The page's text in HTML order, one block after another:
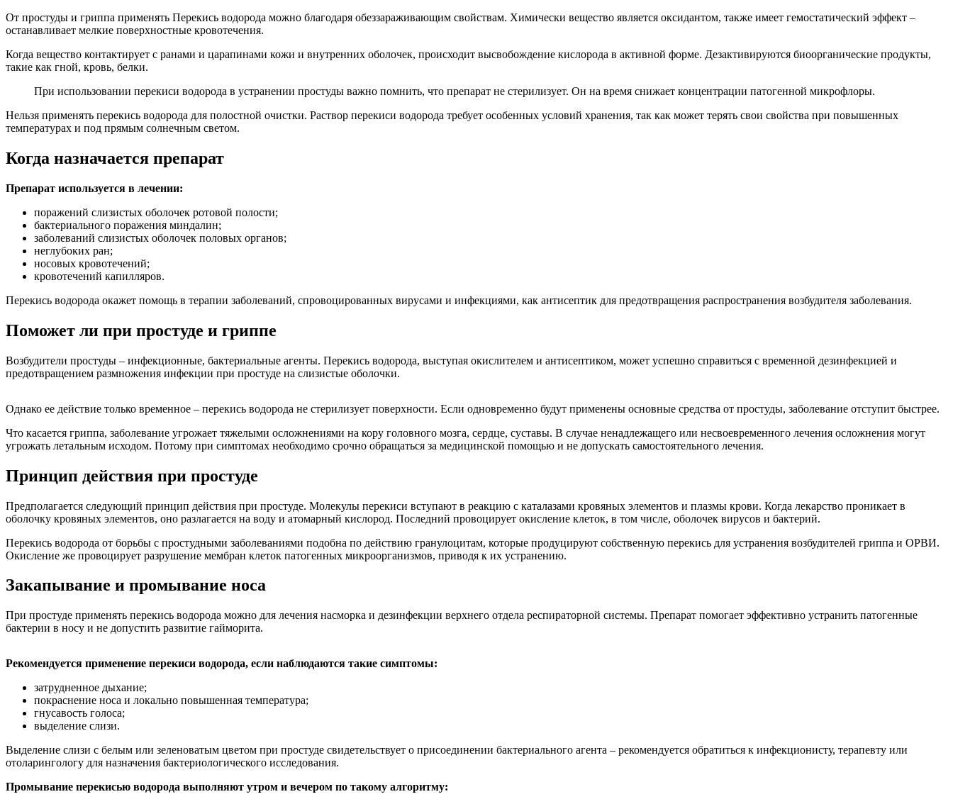
От простуды и гриппа применять Перекись водорода можно благодаря обеззараживающим свойствам. Химически вещество является оксидантом, также имеет гемостатический эффект –
останавливает мелкие поверхностные кровотечения.
Когда вещество контактирует с ранами и царапинами кожи и внутренних оболочек, происходит высвобождение кислорода в активной форме. Дезактивируются биоорганические продукты,
такие как гной, кровь, белки.
При использовании перекиси водорода в устранении простуды важно помнить, что препарат не стерилизует. Он на время снижает концентрации патогенной микрофлоры.
Нельзя применять перекись водорода для полостной очистки. Раствор перекиси водорода требует особенных условий хранения, так как может терять свои свойства при повышенных
температурах и под прямым солнечным светом.
Когда назначается препарат
Препарат используется в лечении:
поражений слизистых оболочек ротовой полости;
бактериального поражения миндалин;
заболеваний слизистых оболочек половых органов;
неглубоких ран;
носовых кровотечений;
кровотечений капилляров.
Перекись водорода окажет помощь в терапии заболеваний, спровоцированных вирусами и инфекциями, как антисептик для предотвращения распространения возбудителя заболевания.
Поможет ли при простуде и гриппе
Возбудители простуды – инфекционные, бактериальные агенты. Перекись водорода, выступая окислителем и антисептиком, может успешно справиться с временной дезинфекцией и
предотвращением размножения инфекции при простуде на слизистые оболочки.
Однако ее действие только временное – перекись водорода не стерилизует поверхности. Если одновременно будут применены основные средства от простуды, заболевание отступит быстрее.
Что касается гриппа, заболевание угрожает тяжелыми осложнениями на кору головного мозга, сердце, суставы. В случае ненадлежащего или несвоевременного лечения осложнения могут
угрожать летальным исходом. Потому при симптомах необходимо срочно обращаться за медицинской помощью и не допускать самостоятельного лечения.
Принцип действия при простуде
Предполагается следующий принцип действия при простуде. Молекулы перекиси вступают в реакцию с каталазами кровяных элементов и плазмы крови. Когда лекарство проникает в
оболочку кровяных элементов, оно разлагается на воду и атомарный кислород. Последний провоцирует окисление клеток, в том числе, оболочек вирусов и бактерий.
Перекись водорода от борьбы с простудными заболеваниями подобна по действию гранулоцитам, которые продуцируют собственную перекись для устранения возбудителей гриппа и ОРВИ.
Окисление же провоцирует разрушение мембран клеток патогенных микроорганизмов, приводя к их устранению.
Закапывание и промывание носа
При простуде применять перекись водорода можно для лечения насморка и дезинфекции верхнего отдела респираторной системы. Препарат помогает эффективно устранить патогенные
бактерии в носу и не допустить развитие гайморита.
Рекомендуется применение перекиси водорода, если наблюдаются такие симптомы:
затрудненное дыхание;
покраснение носа и локально повышенная температура;
гнусавость голоса;
выделение слизи.
Выделение слизи с белым или зеленоватым цветом при простуде свидетельствует о присоединении бактериального агента – рекомендуется обратиться к инфекционисту, терапевту или
отоларингологу для назначения бактериологического исследования.
Промывание перекисью водорода выполняют утром и вечером по такому алгоритму: